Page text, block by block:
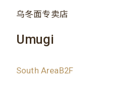
乌冬面专卖店
Umugi
South AreaB2F